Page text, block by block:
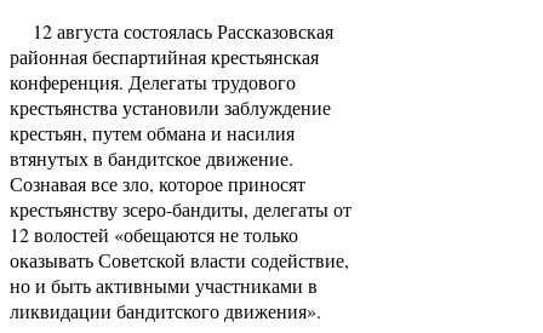
12 августа состоялась Рассказовская
районная беспартийная крестьянская
конференция. Делегаты трудового
крестьянства установили заблуждение
крестьян, путем обмана и насилия
втянутых в бан­дитское движение.
Сознавая все зло, которое при­носят
крестьянству зсеро-бандиты, делегаты от
12 волостей «обещаются не только
оказывать Советской власти содействие,
но и быть активными участни­ками в
ликвидации бандитского движения».